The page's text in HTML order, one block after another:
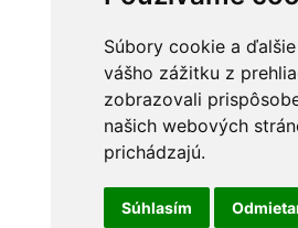
Súbory cookie a
vášho zážitku z
zobrazovali
našich webových
prichádzajú.
Súhlasím